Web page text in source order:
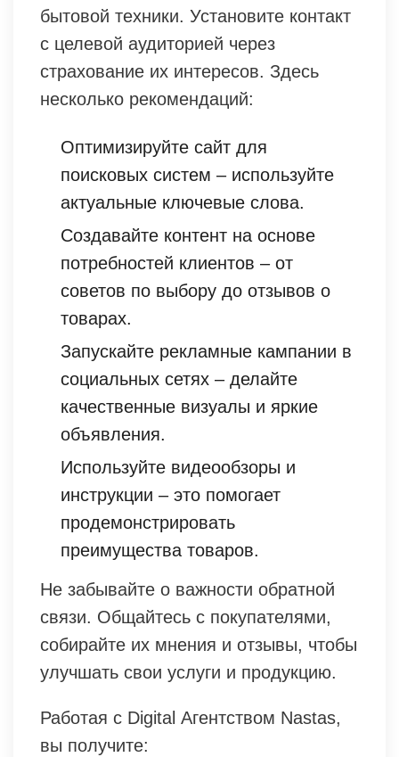
бытовой техники. Установите контакт
с целевой аудиторией через
страхование их интересов. Здесь
несколько рекомендаций:
Оптимизируйте сайт для
поисковых систем – используйте
актуальные ключевые слова.
Создавайте контент на основе
потребностей клиентов – от
советов по выбору до отзывов о
товарах.
Запускайте рекламные кампании в
социальных сетях – делайте
качественные визуалы и яркие
объявления.
Используйте видеообзоры и
инструкции – это помогает
продемонстрировать
преимущества товаров.
Не забывайте о важности обратной
связи. Общайтесь с покупателями,
собирайте их мнения и отзывы, чтобы
улучшать свои услуги и продукцию.
Работая с Digital Агентством Nastas,
вы получите: